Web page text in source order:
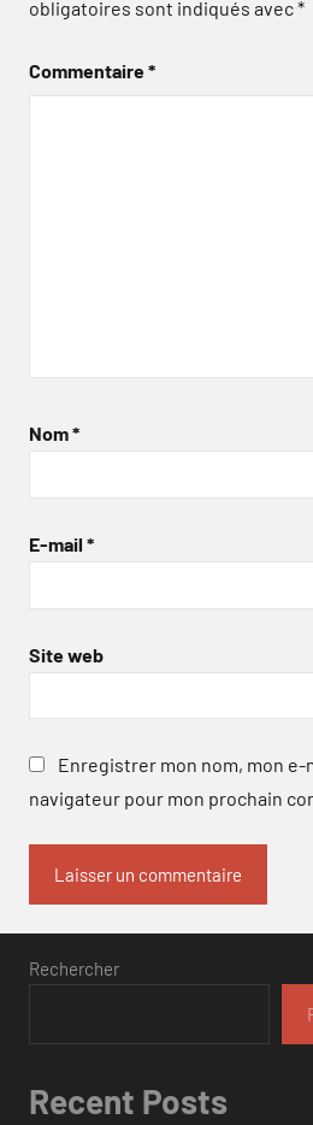
obligatoires sont indiqués avec*
Commentaire*
Nom*
E-mail *
Site web
Enregistrer mon nom, mon e-
navigateur pour mon prochain
Rechercher
Recent Posts